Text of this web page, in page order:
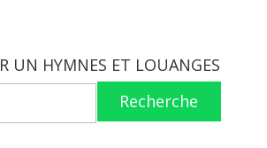
UN HYMNES ET LOUANGES
Recherche